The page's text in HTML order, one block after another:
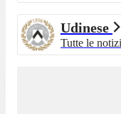
Udinese
Tutte le